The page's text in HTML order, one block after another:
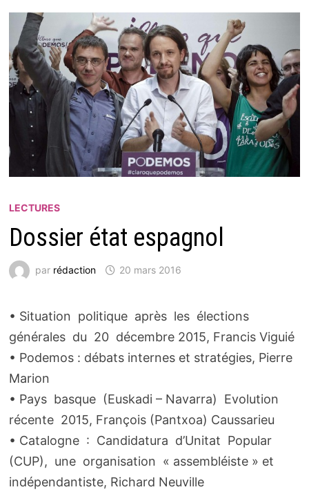
LECTURES
Dossier état espagnol
par rédaction 20 mars 2016
• Situation politique après les élections
générales du 20 décembre 2015, Francis Viguié
• Podemos : débats internes et stratégies, Pierre
Marion
• Pays basque (Euskadi – Navarra) Evolution
récente 2015, François (Pantxoa) Caussarieu
• Catalogne : Candidatura d’Unitat Popular
(CUP), une organisation « assembléiste » et
indépendantiste, Richard Neuville